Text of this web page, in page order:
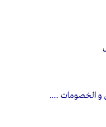
و الخصومات ….